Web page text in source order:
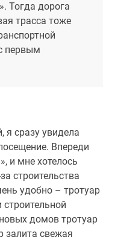
Тогда дорога
трасса тоже
первым
я сразу увидела
Впереди
и мне хотелось
строительства
удобно – тротуар
домов тротуар
залита свежая